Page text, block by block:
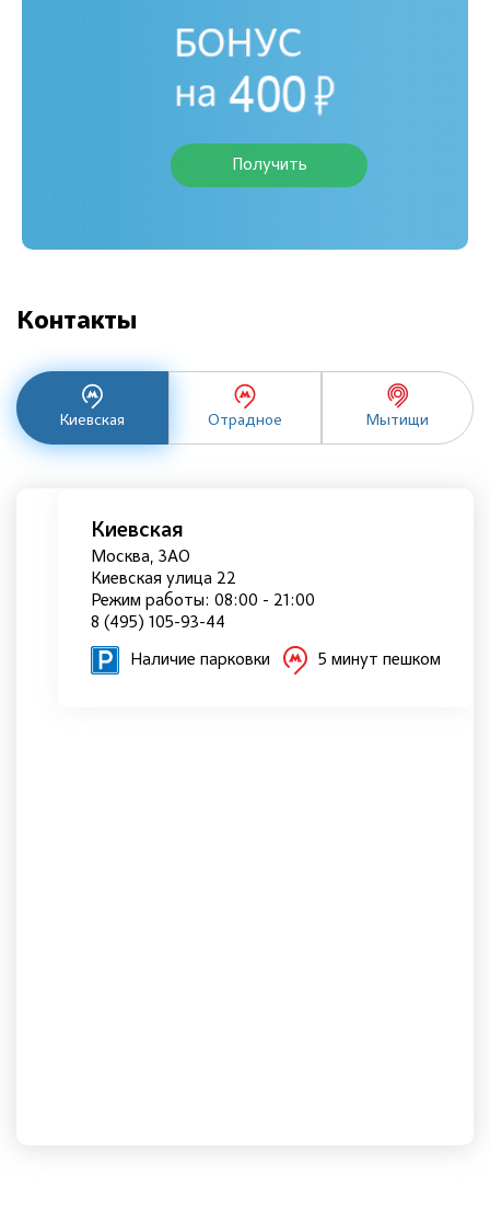
Получить
Контакты
Киевская Отрадное Мытищи
Киевская
Москва, ЗАО
Киевская улица 22
Режим работы: 08:00 - 21:00
8 (495) 105-93-44
Наличие парковки 5 минут пешком